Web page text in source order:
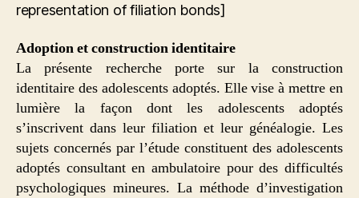
representation of filiation bonds]
Adoption et construction identitaire
La présente recherche porte sur la construction
identitaire des adolescents adoptés. Elle vise à mettre en
lumière la façon dont les adolescents adoptés
s’inscrivent dans leur filiation et leur généalogie. Les
sujets concernés par l’étude constituent des adolescents
adoptés consultant en ambulatoire pour des difficultés
psychologiques mineures. La méthode d’investigation